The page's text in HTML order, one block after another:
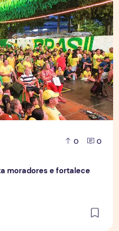
0 0
moradores e fortalece